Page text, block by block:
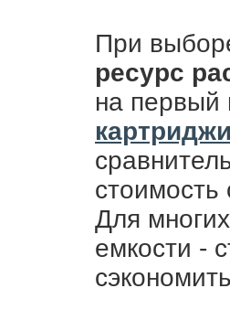
При
ресурс
на первый
стоимость
Для
емкости -